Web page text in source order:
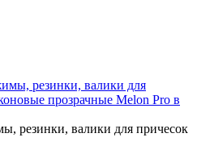
резинки, валики для причесок